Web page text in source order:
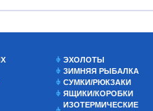
ЭХОЛОТЫ
ЗИМНЯЯ РЫБАЛКА
СУМКИ/РЮКЗАКИ
ЯЩИКИ/КОРОБКИ
ИЗОТЕРМИЧЕСКИЕ